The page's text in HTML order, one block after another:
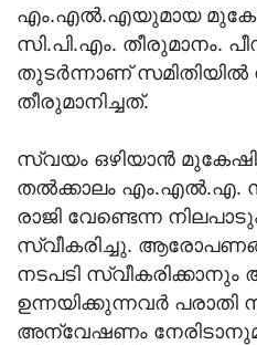
എം.എല്‍.എയുമായ
സി.പി.എം.
തുടര്‍ന്നാണ് സമിതിയില്‍
തീരുമാനിച്ചത്.
സ്വയം ഒഴിയാന്‍
തല്‍ക്കാലം എം.എല്‍.എ.
രാജി വേണ്ടെന്ന
സ്വീകരിച്ചു.
നടപടി
ഉന്നയിക്കുന്നവര്‍
അന്വേഷണം